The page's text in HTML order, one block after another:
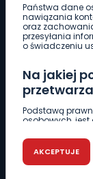
Państwa dane
nawiązania
oraz
przesyłania
o świadczeniu
Na jakiej
Podstawą
osobowych, jest
r. w sprawie
swobodnego
dyrektywy 95/
AKCEPTUJE
REDAKCJA
62 735 22 22
DZIAŁ REKLAMY
62 735 01 85
WIADOMOŚCI
CIEKAWOSTKI